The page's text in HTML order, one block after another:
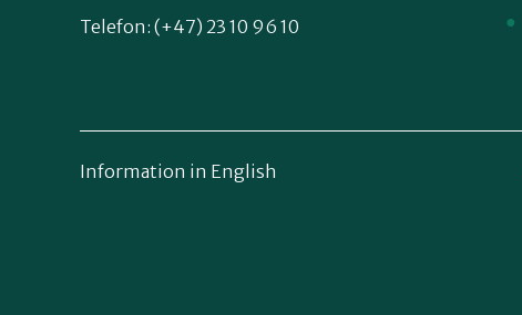
Telefon: (+47) 23 10 96 10
Information in English